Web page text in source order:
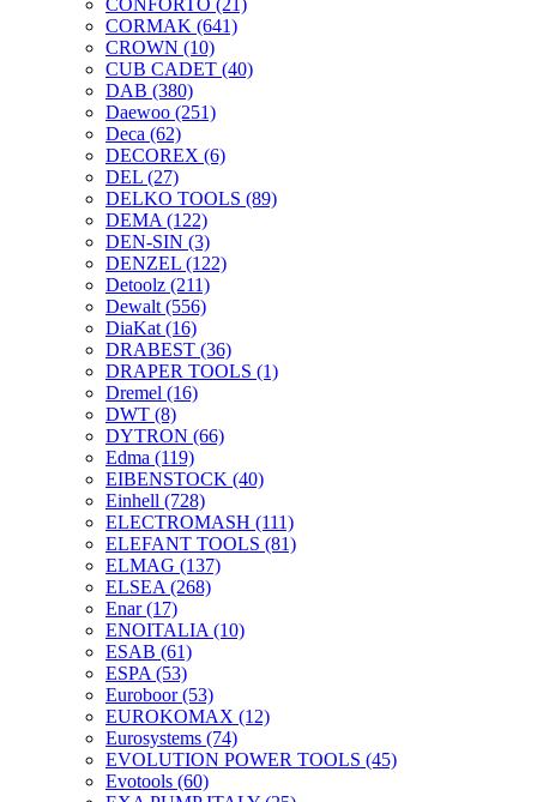
CONFORTO (21)
CORMAK (641)
CROWN (10)
CUB CADET (40)
DAB (380)
Daewoo (251)
Deca (62)
DECOREX (6)
DEL (27)
DELKO TOOLS (89)
DEMA (122)
DEN-SIN (3)
DENZEL (122)
Detoolz (211)
Dewalt (556)
DiaKat (16)
DRABEST (36)
DRAPER TOOLS (1)
Dremel (16)
DWT (8)
DYTRON (66)
Edma (119)
EIBENSTOCK (40)
Einhell (728)
ELECTROMASH (111)
ELEFANT TOOLS (81)
ELMAG (137)
ELSEA (268)
Enar(17)
ENOITALIA (10)
ESAB (61)
ESPA (53)
Euroboor(53)
EUROKOMAX (12)
Eurosystems (74)
EVOLUTION POWER TOOLS (45)
Evotools (60)